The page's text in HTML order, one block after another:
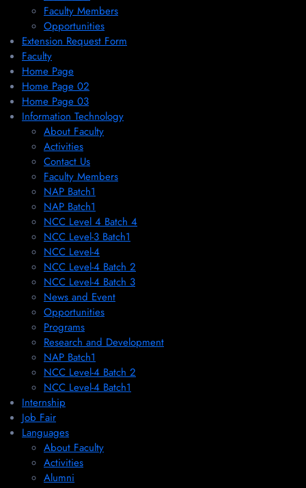
Faculty Members
Opportunities
Extension Request Form
Faculty
Home Page
Home Page 02
Home Page 03
Information Technology
About Faculty
Activities
Contact Us
Faculty Members
NAP Batch1
NAP Batch1
NCC Level 4 Batch 4
NCC Level-3 Batch1
NCC Level-4
NCC Level-4 Batch 2
NCC Level-4 Batch 3
News and Event
Opportunities
Programs
Research and Development
NAP Batch1
NCC Level-4 Batch 2
NCC Level-4 Batch1​
Internship
Job Fair
Languages
About Faculty
Activities
Alumni